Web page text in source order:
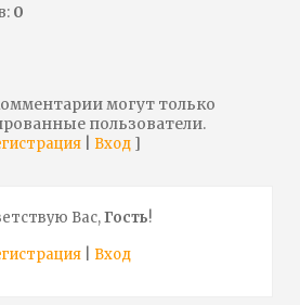
: 0
могут только
пользователи.
Вход ]
Вас,Гость!
Вход